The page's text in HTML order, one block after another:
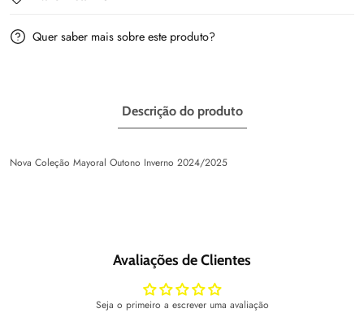
Quer saber mais sobre este produto?
Descrição do produto
Nova Coleção Mayoral Outono Inverno 2024/2025
Avaliações de Clientes
Seja o primeiro a escrever uma avaliação